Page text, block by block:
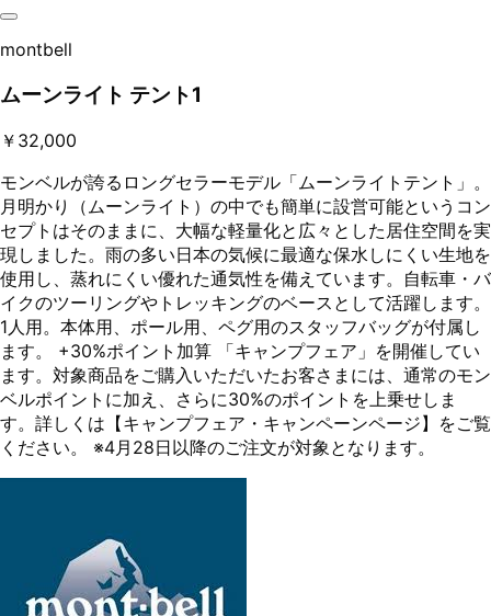
montbell
ムーンライト テント1
￥32,000
モンベルが誇るロングセラーモデル「ムーンライトテント」。
月明かり（ムーンライト）の中でも簡単に設営可能というコン
セプトはそのままに、大幅な軽量化と広々とした居住空間を実
現しました。雨の多い日本の気候に最適な保水しにくい生地を
使用し、蒸れにくい優れた通気性を備えています。自転車・バ
イクのツーリングやトレッキングのベースとして活躍します。
1人用。本体用、ポール用、ペグ用のスタッフバッグが付属し
ます。 +30%ポイント加算 「キャンプフェア」を開催してい
ます。対象商品をご購入いただいたお客さまには、通常のモン
ベルポイントに加え、さらに30%のポイントを上乗せしま
す。詳しくは【キャンプフェア・キャンペーンページ】をご覧
ください。 ※4月28日以降のご注文が対象となります。